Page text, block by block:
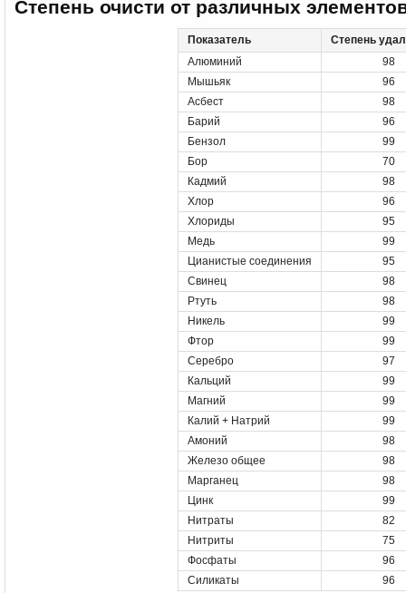
Степень очисти от различных
Показатель
Степень
Алюминий
98
Мышьяк
96
Асбест
98
Барий
96
Бензол
99
Бор
70
Кадмий
98
Хлор
96
Хлориды
95
Медь
99
Цианистые соединения
95
Свинец
98
Ртуть
98
Никель
99
Фтор
99
Серебро
97
Кальций
99
Магний
99
Калий + Натрий
99
Амоний
98
Железо общее
98
Марганец
98
Цинк
99
Нитраты
82
Нитриты
75
Фосфаты
96
Силикаты
96